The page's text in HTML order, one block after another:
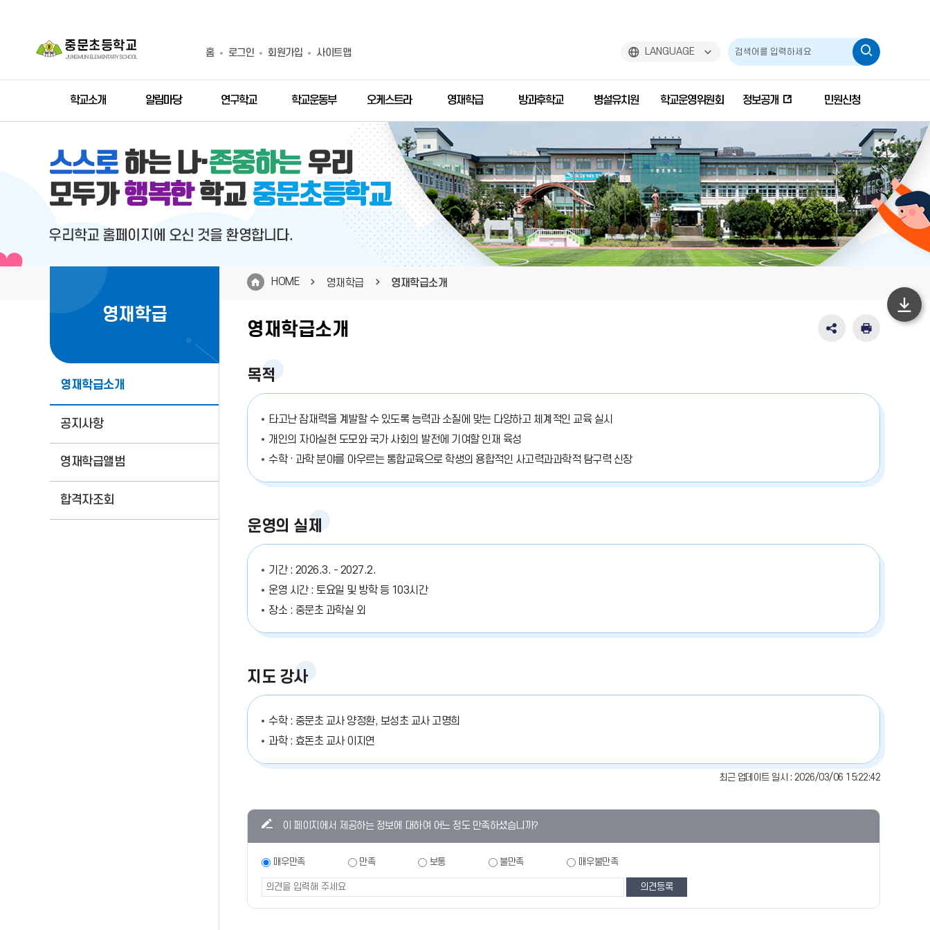
홈 로그인 회원가입 사이트맵 LANGUAGE
검
색
기
학교소개 알림마당 연구학교 학교운동부 오케스트라 영재학급 방과후학교 병설유치원 학교운영위원회 정보공개 민원신청
영재학급
영재학급소개
공지사항
영재학급앨범
합격자조회
HOME 영재학급 영재학급소개
영재학급소개
SNS
역
인
목적
타고난 잠재력을 계발할 수 있도록 능력과 소질에 맞는 다양하고 체계적인 교육 실시
개인의 자아실현 도모와 국가 사회의 발전에 기여할 인재 육성
수학 · 과학 분야를 아우르는 통합교육으로 학생의 용합적인 사고력과과학적 탐구력 신장
운영의 실제
기간 : 2026.3. - 2027.2.
운영 시간 : 토요일 및 방학 등 103시간
장소 : 중문초 과학실 외
지도 강사
수학 : 중문초 교사 양정환, 보성초 교사 고명희
과학 : 효돈초 교사 이지연
최근 업데이트 일시 : 2026/03/06 15:22:42
콘텐츠
조사
이 페이지에서 제공하는 정보에 대하여 어느 정도 만족하셨습니까?
만족도
폼
매우만족 만족 보통 불만족 매우불만족
하